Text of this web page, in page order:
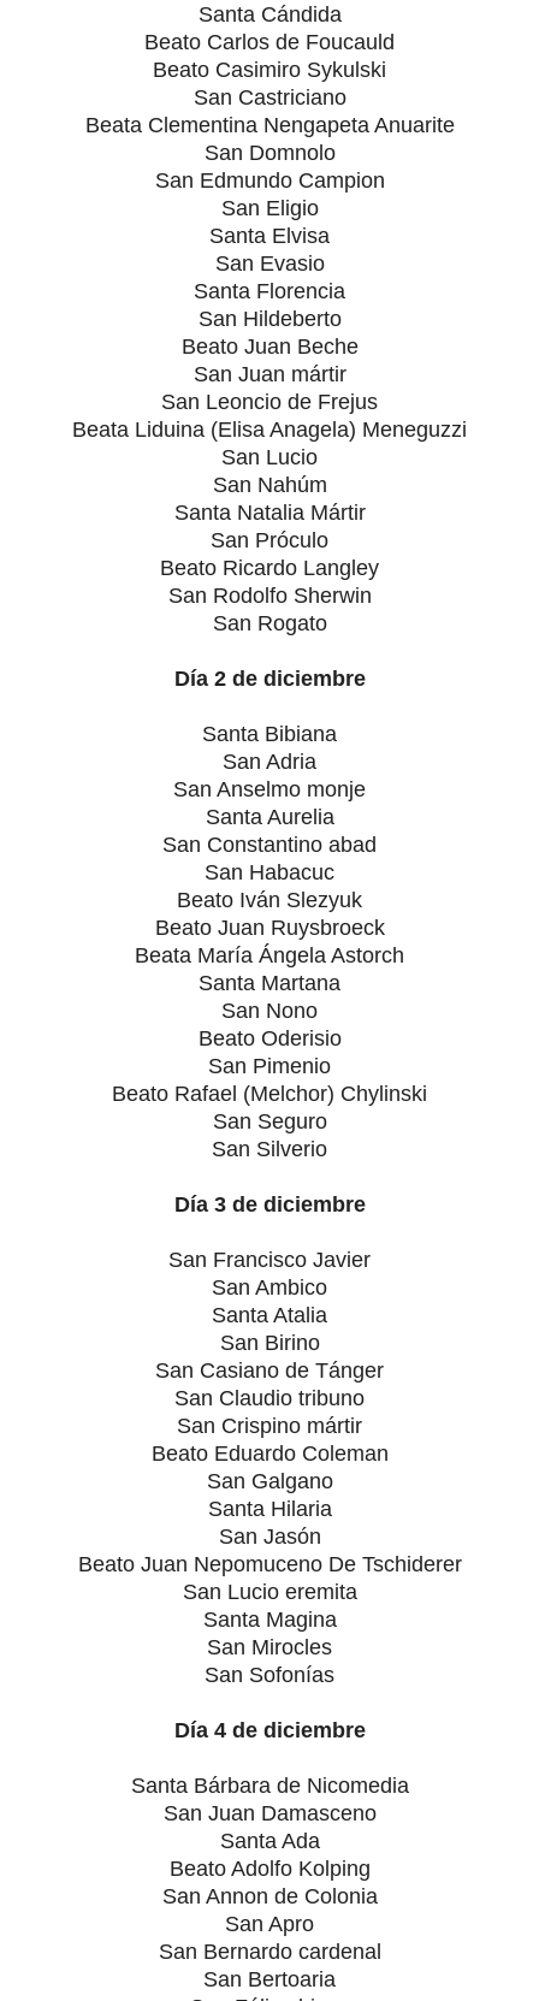
Santa Cándida
Beato Carlos de Foucauld
Beato Casimiro Sykulski
San Castriciano
Beata Clementina Nengapeta Anuarite
San Domnolo
San Edmundo Campion
San Eligio
Santa Elvisa
San Evasio
Santa Florencia
San Hildeberto
Beato Juan Beche
San Juan mártir
San Leoncio de Frejus
Beata Liduina (Elisa Anagela) Meneguzzi
San Lucio
San Nahúm
Santa Natalia Mártir
San Próculo
Beato Ricardo Langley
San Rodolfo Sherwin
San Rogato
Día 2 de diciembre
Santa Bibiana
San Adria
San Anselmo monje
Santa Aurelia
San Constantino abad
San Habacuc
Beato Iván Slezyuk
Beato Juan Ruysbroeck
Beata María Ángela Astorch
Santa Martana
San Nono
Beato Oderisio
San Pimenio
Beato Rafael (Melchor) Chylinski
San Seguro
San Silverio
Día 3 de diciembre
San Francisco Javier
San Ambico
Santa Atalia
San Birino
San Casiano de Tánger
San Claudio tribuno
San Crispino mártir
Beato Eduardo Coleman
San Galgano
Santa Hilaria
San Jasón
Beato Juan Nepomuceno De Tschiderer
San Lucio eremita
Santa Magina
San Mirocles
San Sofonías
Día 4 de diciembre
Santa Bárbara de Nicomedia
San Juan Damasceno
Santa Ada
Beato Adolfo Kolping
San Annon de Colonia
San Apro
San Bernardo cardenal
San Bertoaria